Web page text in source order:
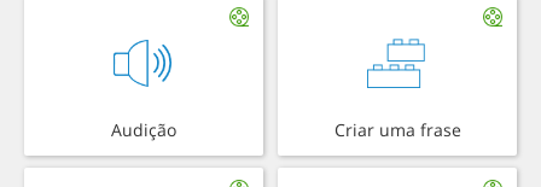
Audição Criar uma frase